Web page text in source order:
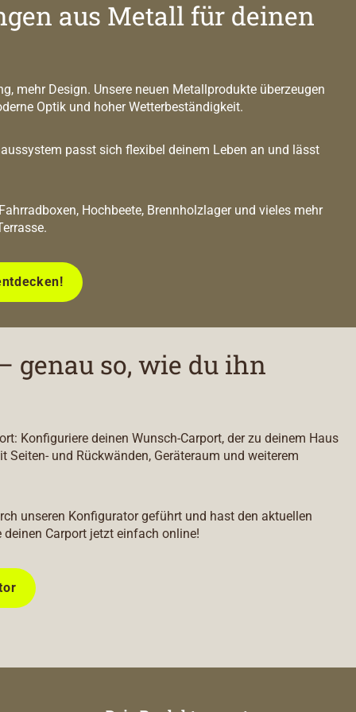
aus Metall für deinen
mehr Design. Unsere neuen Metallprodukte überzeugen
Optik und hoher Wetterbeständigkeit.
passt sich flexibel deinem Leben an und lässt
Hochbeete, Brennholzlager und vieles mehr
genau so, wie du ihn
Konfiguriere deinen Wunsch-Carport, der zu deinem Haus
und Rückwänden, Geräteraum und weiterem
unseren Konfigurator geführt und hast den aktuellen
Carport jetzt einfach online!